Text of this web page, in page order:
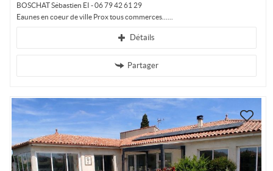
BOSCHAT Sébastien EI - 06 79 42 61 29
Eaunes en coeur de ville Prox tous commerces...
Détails
Partager